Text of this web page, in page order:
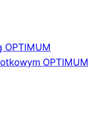
OPTIMUM
OPTIMUM